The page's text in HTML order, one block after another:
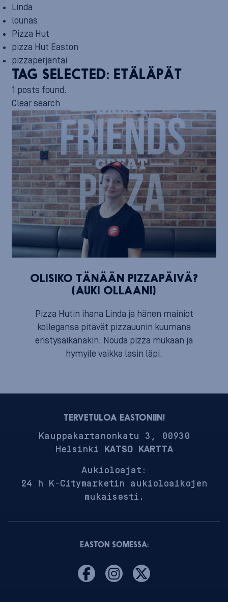
Linda
lounas
Pizza Hut
pizza Hut Easton
pizzaperjantai
TAG SELECTED: ETÄLÄPÄT
1 posts found.
Clear search
OLISIKO TÄNÄÄN PIZZAPÄIVÄ?
(AUKI OLLAAN!)
Pizza Hutin ihana Linda ja hänen mainiot
kollegansa pitävät pizzauunin kuumana
eristysaikanakin. Nouda pizza mukaan ja
hymyile vaikka lasin läpi.
TERVETULOA EASTONIIN!
Kauppakartanonkatu 3, 00930
Helsinki KATSO KARTTA
Aukioloajat:
24 h K-Citymarketin aukioloaikojen
mukaisesti.
EASTON SOMESSA: